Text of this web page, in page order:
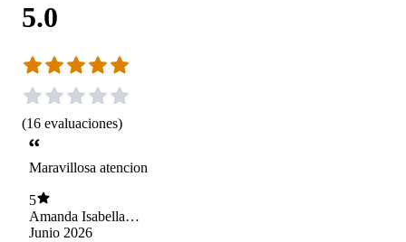
5.0
(16 evaluaciones)
Maravillosa atencion
5
Amanda Isabella
Arancibia Ramirez
Junio 2026